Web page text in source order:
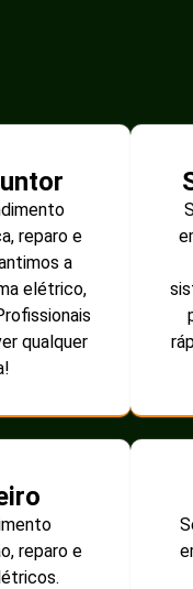
reparo e
a
elétrico,
qualquer
reparo e